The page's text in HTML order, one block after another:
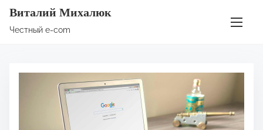
Виталий Михалюк
Честный e-com